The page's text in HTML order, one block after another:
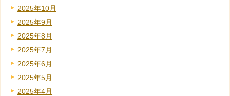
2025年10月
2025年9月
2025年8月
2025年7月
2025年6月
2025年5月
2025年4月